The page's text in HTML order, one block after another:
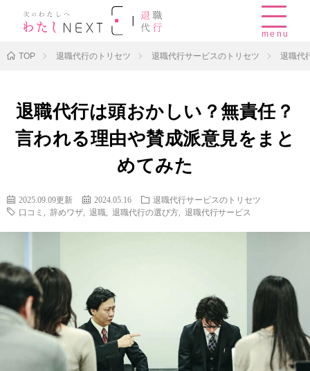
menu
TOP 退職代行のトリセツ 退職代行サービスのトリセツ 退職代
退職代行は頭おかしい？無責任？
言われる理由や賛成派意見をまと
めてみた
2025.09.09更新 2024.05.16
退職代行サービスのトリセツ
口コミ
辞めワザ 退職 退職代行の選び方 退職代行サービス